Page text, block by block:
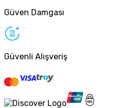
Güven Damgası
Güvenli Alışveriş